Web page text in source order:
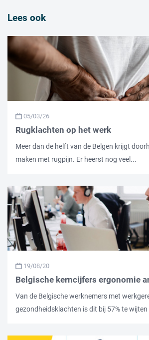
Lees ook
05/03/26
Rugklachten op het werk
Meer dan de helft van de Belgen krijgt
maken met rugpijn. Er heerst nog veel...
19/08/20
Belgische kerncijfers ergonomie
Van de Belgische werknemers met
gezondheidsklachten is dit bij 57% te wijten